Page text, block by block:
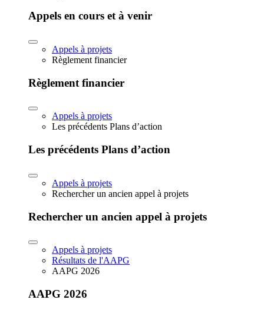
Appels en cours et à venir
Appels à projets
Règlement financier
Règlement financier
Appels à projets
Les précédents Plans d’action
Les précédents Plans d’action
Appels à projets
Rechercher un ancien appel à projets
Rechercher un ancien appel à projets
Appels à projets
Résultats de l'AAPG
AAPG 2026
AAPG 2026